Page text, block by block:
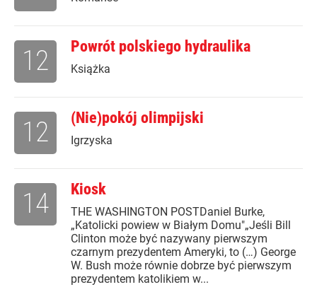
Powrót polskiego hydraulika
Książka
12
(Nie)pokój olimpijski
Igrzyska
12
Kiosk
THE WASHINGTON POSTDaniel Burke,
„Katolicki powiew w Białym Domu"„Jeśli Bill
Clinton może być nazywany pierwszym
czarnym prezydentem Ameryki, to (…) George
W. Bush może równie dobrze być pierwszym
prezydentem katolikiem w...
14